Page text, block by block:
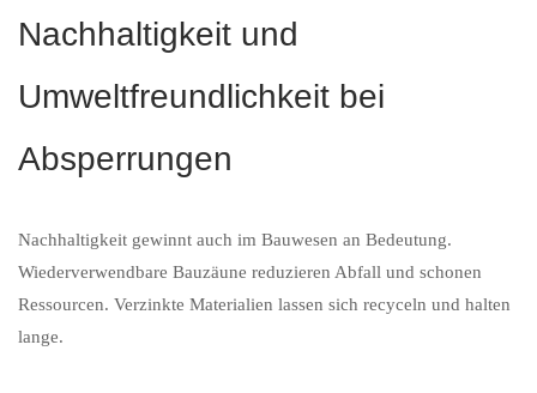
Nachhaltigkeit und
Umweltfreundlichkeit bei
Absperrungen
Nachhaltigkeit gewinnt auch im Bauwesen an Bedeutung.
Wiederverwendbare Bauzäune reduzieren Abfall und schonen
Ressourcen. Verzinkte Materialien lassen sich recyceln und halten
lange.